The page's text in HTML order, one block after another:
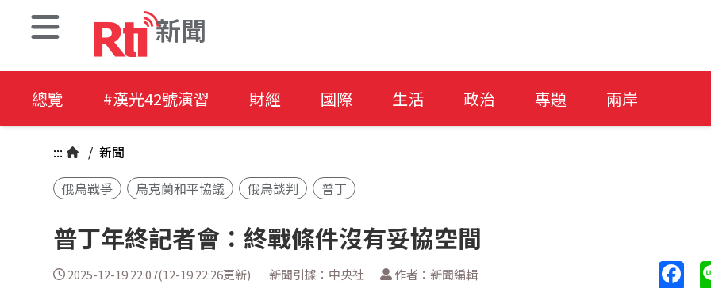
新聞
總覽 #漢光42號演習 財經 國際 生活 政治 專題 兩岸
::: / 新聞
俄烏戰爭
烏克蘭和平協議 俄烏談判 普丁
普丁年終記者會：終戰條件沒有妥協空間
2025-12-19 22:07(12-19 22:26更新) 新聞引據：中央社 作者：新聞編輯